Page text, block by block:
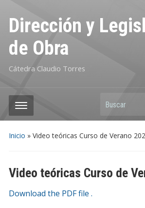
Dirección y
de Obra
Cátedra Claudio Torres
Buscar
Inicio » Video teóricas Curso de Verano
Video teóricas Curso de
Download the PDF file .